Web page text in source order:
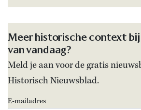
Meer historische context
van vandaag?
Meld je aan voor de gratis
Historisch Nieuwsblad.
E-mailadres